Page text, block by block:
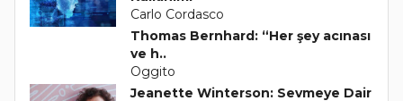
Carlo Cordasco
Thomas Bernhard: “Her şey acınası
ve h..
Oggito
Jeanette Winterson: Sevmeye Dair